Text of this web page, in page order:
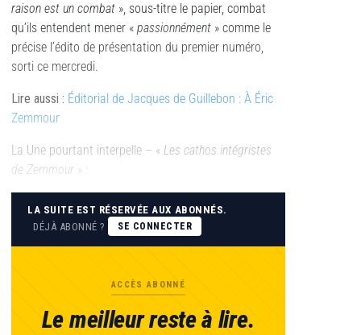
raison est un combat », sous-titre le papier, combat
qu’ils entendent mener « passionnément » comme le
précise l’édito de présentation du premier numéro,
sorti ce mercredi.
Lire aussi : Éditorial de Jacques de Guillebon : À Éric
Zemmour
La Une pourtant interpelle – « Les cathos intégristes
de Zemmour » :
LA SUITE EST RÉSERVÉE AUX ABONNÉS.
DÉJÀ ABONNÉ ?
SE CONNECTER
ACCÈS ABONNÉ
Le meilleur reste à lire.